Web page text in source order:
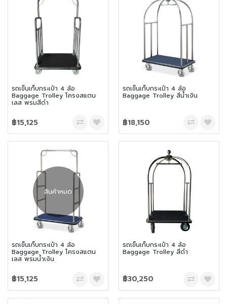
รถเข็นเก็บกระเป๋า 4 ล้อ
Baggage Trolley โครงสแตน
เลส พรมสีดำ
฿15,125
รถเข็นเก็บกระเป๋า 4 ล้อ
Baggage Trolley สีน้ำเงิน
฿18,150
สินค้าหมด
รถเข็นเก็บกระเป๋า 4 ล้อ
Baggage Trolley โครงสแตน
เลส พรมน้ำเงิน
฿15,125
รถเข็นเก็บกระเป๋า 4 ล้อ
Baggage Trolley สีดำ
฿30,250